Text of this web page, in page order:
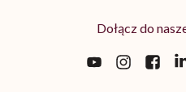
Dołącz do